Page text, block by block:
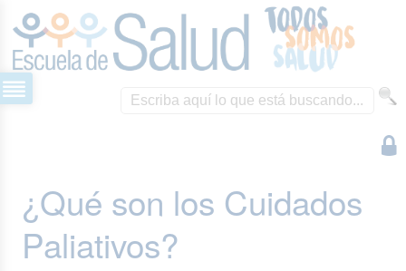
¿Qué son los Cuidados
Paliativos?